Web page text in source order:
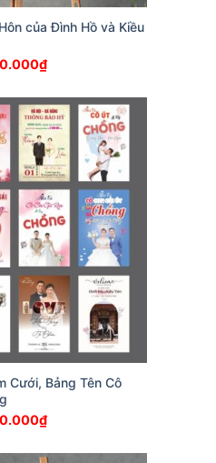
của Đình Hồ và Kiều
₫
Cưới, Bảng Tên Cô
₫